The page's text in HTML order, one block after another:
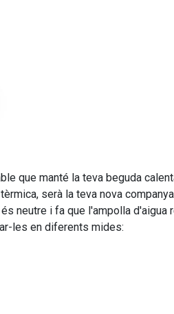
que manté la teva beguda
serà la teva nova
neutre i fa que l'ampolla
les en diferents mides: